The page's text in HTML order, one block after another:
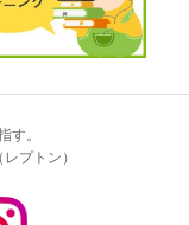
す。
プトン）